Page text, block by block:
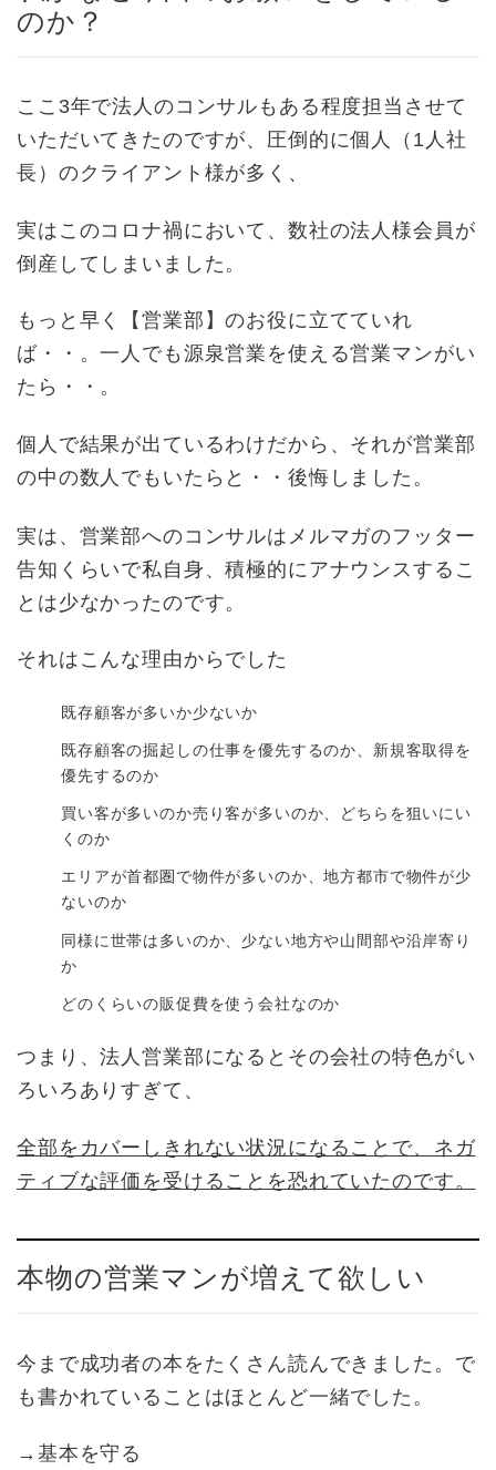
のか？
ここ3年で法人のコンサルもある程度担当させて
いただいてきたのですが、圧倒的に個人（1人社
長）のクライアント様が多く、
実はこのコロナ禍において、数社の法人様会員が
倒産してしまいました。
もっと早く【営業部】のお役に立てていれ
ば・・。一人でも源泉営業を使える営業マンがい
たら・・。
個人で結果が出ているわけだから、それが営業部
の中の数人でもいたらと・・後悔しました。
実は、営業部へのコンサルはメルマガのフッター
告知くらいで私自身、積極的にアナウンスするこ
とは少なかったのです。
それはこんな理由からでした
既存顧客が多いか少ないか
既存顧客の掘起しの仕事を優先するのか、新規客取得を
優先するのか
買い客が多いのか売り客が多いのか、どちらを狙いにい
くのか
エリアが首都圏で物件が多いのか、地方都市で物件が少
ないのか
同様に世帯は多いのか、少ない地方や山間部や沿岸寄り
か
どのくらいの販促費を使う会社なのか
つまり、法人営業部になるとその会社の特色がい
ろいろありすぎて、
全部をカバーしきれない状況になることで、ネガ
ティブな評価を受けることを恐れていたのです。
本物の営業マンが増えて欲しい
今まで成功者の本をたくさん読んできました。で
も書かれていることはほとんど一緒でした。
→基本を守る